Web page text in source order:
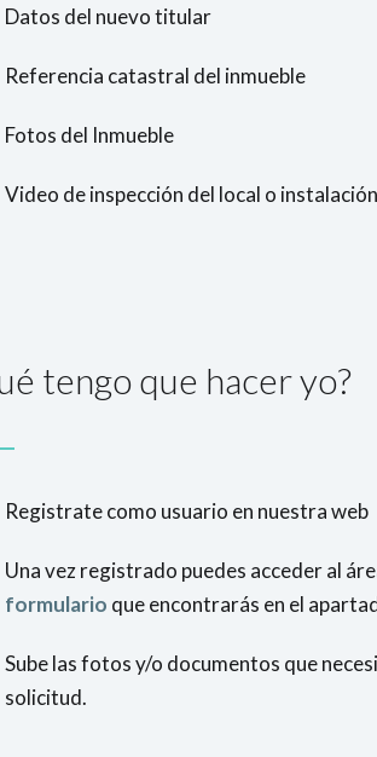
Datos del nuevo titular
Referencia catastral del inmueble
Fotos del Inmueble
Video de inspección del local o
tengo que hacer yo?
Registrate como usuario en nuestra web
Una vez registrado puedes acceder al
formulario que encontrarás en el
Sube las fotos y/o documentos que
solicitud.